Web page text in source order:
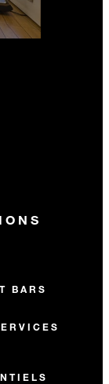
BARS